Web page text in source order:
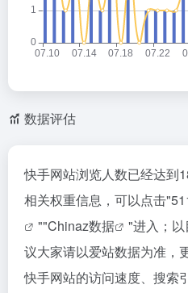
数据评估
快手网站浏览人数已经达到
相关权重信息，可以点击"
""Chinaz数据
"进入；
议大家请以爱站数据为准，
快手网站的访问速度、搜索